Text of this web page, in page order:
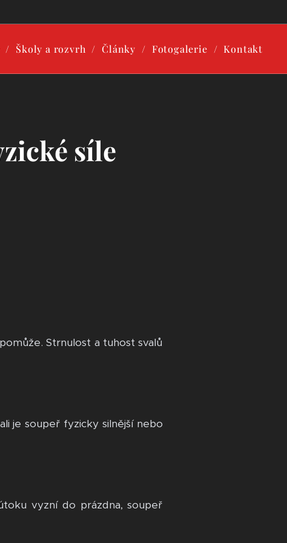
Školy a rozvrh Články Fotogalerie Kontakt
síle
Strnulost a tuhost svalů
je soupeř fyzicky silnější nebo
vyzní do prázdna, soupeř